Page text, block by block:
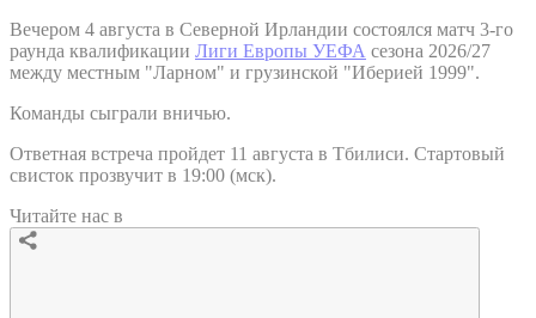
Вечером 4 августа в Северной Ирландии состоялся матч 3-го
раунда квалификации Лиги Европы УЕФА сезона 2026/27
между местным "Ларном" и грузинской "Иберией 1999".
Команды сыграли вничью.
Ответная встреча пройдет 11 августа в Тбилиси. Стартовый
свисток прозвучит в 19:00 (мск).
Читайте нас в